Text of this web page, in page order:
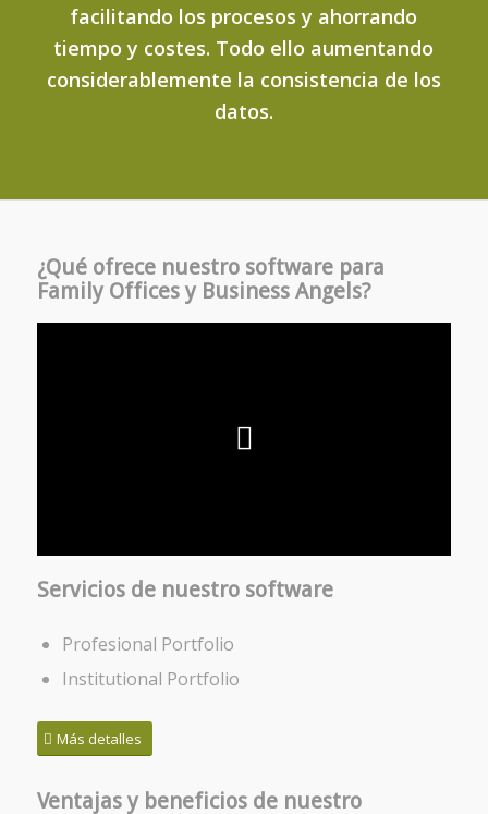
facilitando los procesos y ahorrando
tiempo y costes. Todo ello aumentando
considerablemente la consistencia de los
datos.
¿Qué ofrece nuestro software para
Family Offices y Business Angels?
Servicios de nuestro software
Profesional Portfolio
Institutional Portfolio
Más detalles
Ventajas y beneficios de nuestro